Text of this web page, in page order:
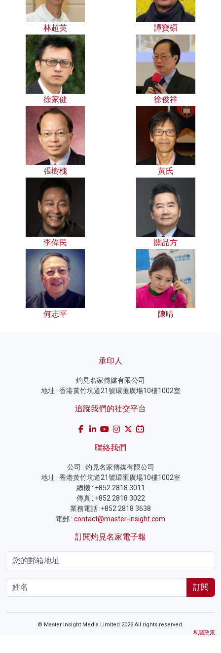
林超英 譚寶碩
徐家健 徐俊祥
張樹槐 黃氏
李偉民 關品方
何志平 陳晴
承印人
灼見名家傳媒有限公司
地址 : 香港黃竹坑道21號環匯廣場10樓1002室
追蹤我們的社交平台
聯絡我們
公司 : 灼見名家傳媒有限公司
地址 : 香港黃竹坑道21號環匯廣場10樓1002室
總機 : +852 2818 3011
傳真 : +852 2818 3022
業務電話 :+852 2818 3638
電郵 : contact@master-insight.com
訂閱灼見名家電子報
訂閱
© Master Insight Media Limited 2026 All rights reserved.
私隱政策